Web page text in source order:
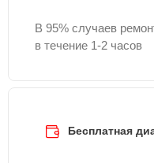
В 95% случаев
в течение 1-2 часов
Бесплатная